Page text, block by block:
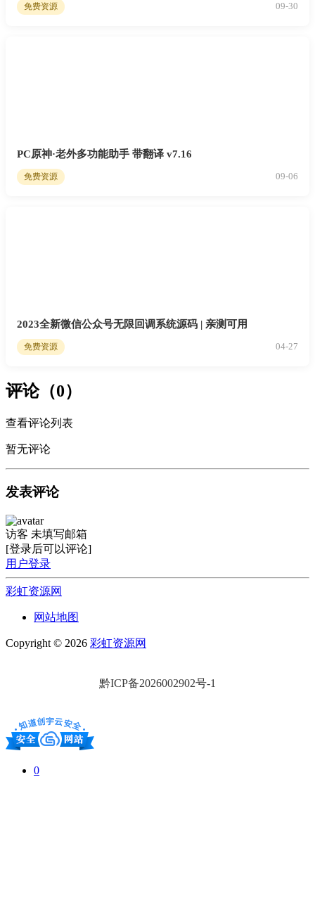
免费资源 09-30
PC原神·老外多功能助手 带翻译 v7.16
免费资源 09-06
2023全新微信公众号无限回调系统源码 | 亲测可用
免费资源 04-27
评论（0）
查看评论列表
暂无评论
发表评论
访客 未填写邮箱
[登录后可以评论]
用户登录
彩虹资源网
网站地图
Copyright © 2026 彩虹资源网
黔ICP备2026002902号-1
0